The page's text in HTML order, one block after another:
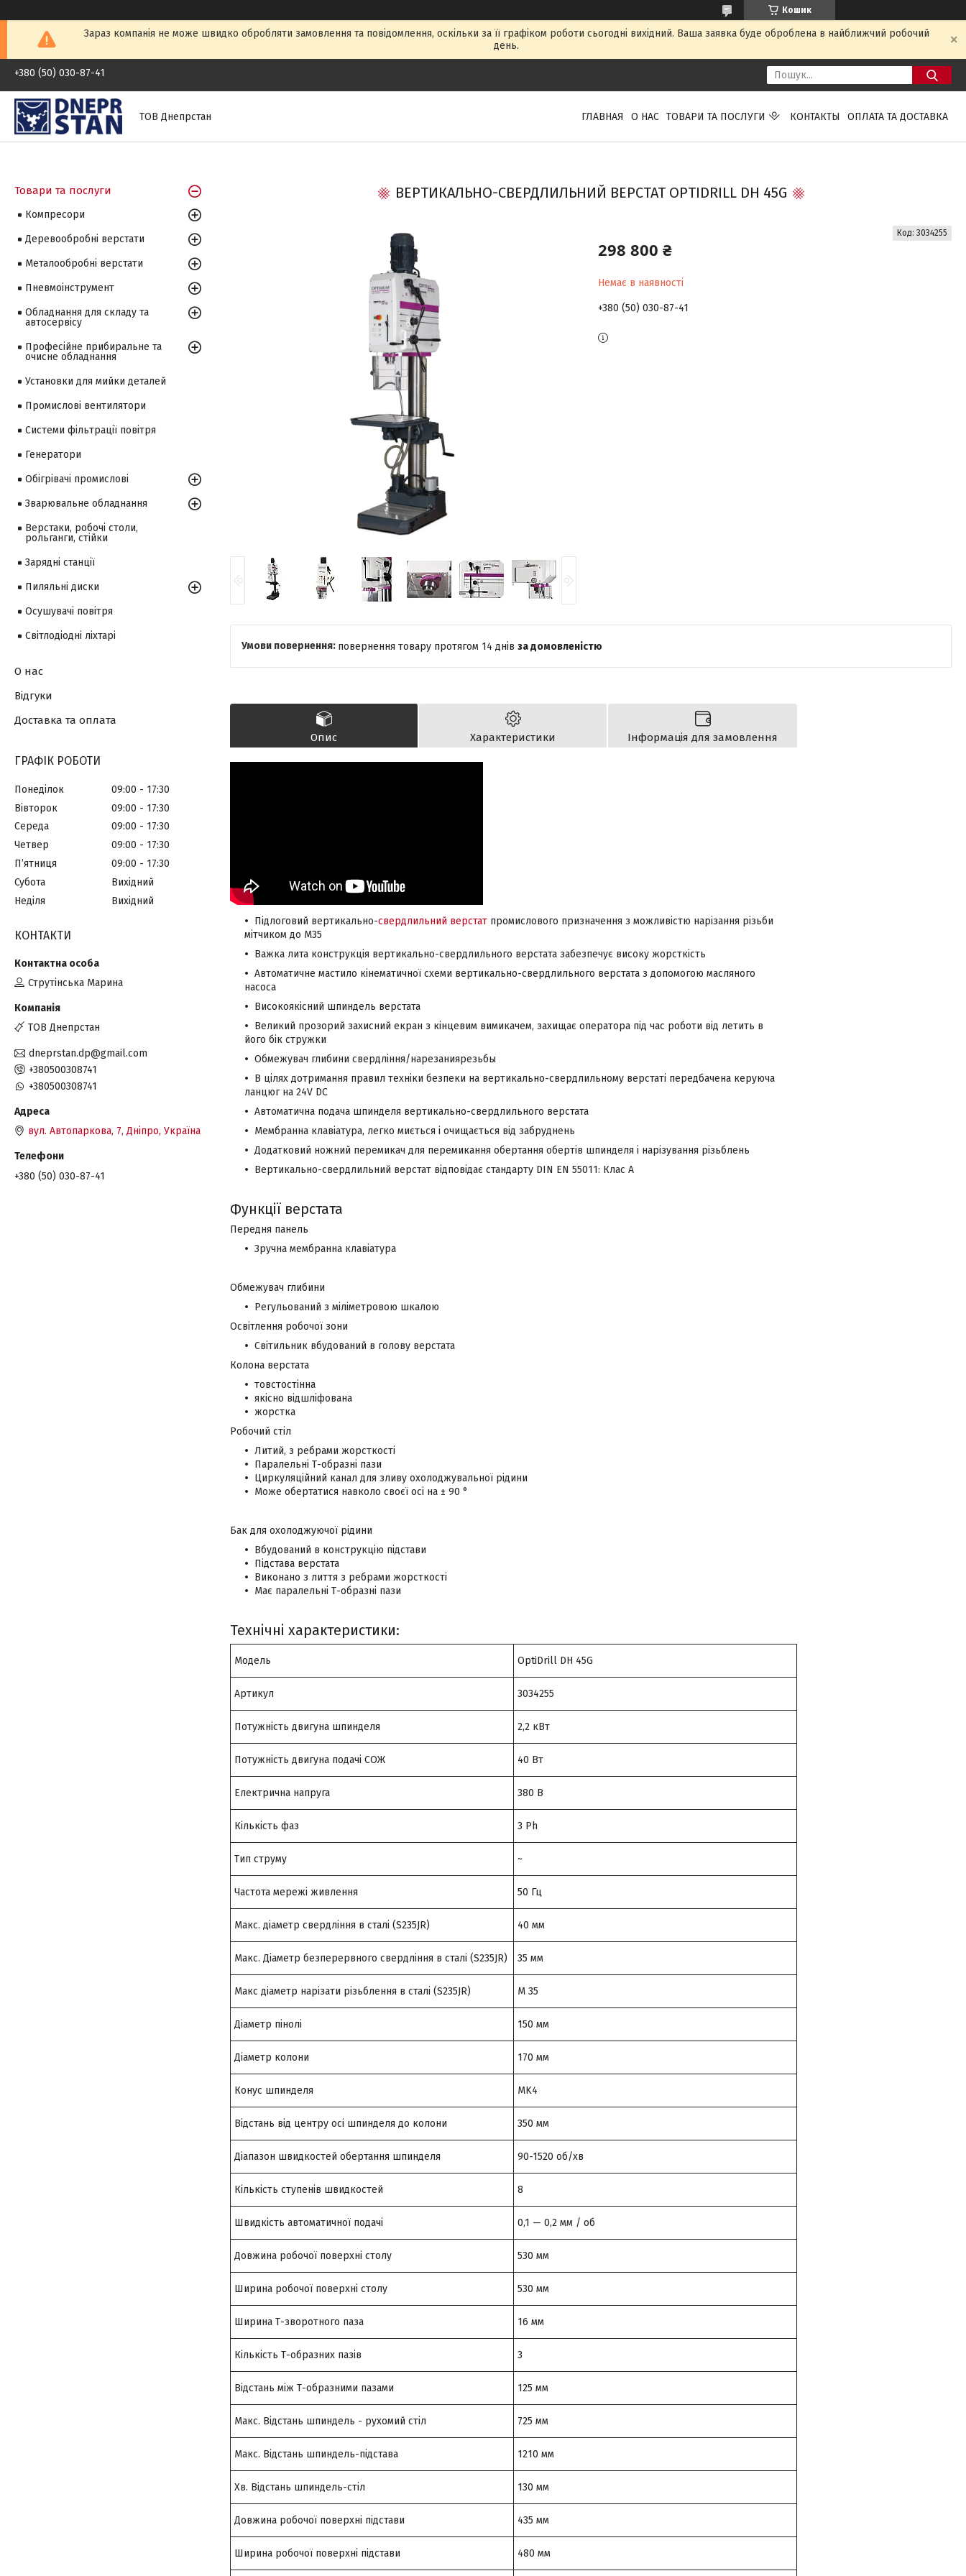
Кошик
Зараз компанія не може швидко обробляти замовлення та повідомлення, оскільки за її графіком роботи сьогодні вихідний. Ваша заявка буде оброблена в найближчий робочий
день.
+380 (50) 030-87-41
ТОВ Днепрстан ГЛАВНАЯ О НАС ТОВАРИ ТА ПОСЛУГИ КОНТАКТЫ ОПЛАТА ТА ДОСТАВКА
ВЕРТИКАЛЬНО-СВЕРДЛИЛЬНИЙ ВЕРСТАТ OPTIDRILL DH 45G
298 800 ₴
Немає в наявності
Код: 3034255
+380 (50) 030-87-41
повернення товару протягом 14 днів за домовленістю
Опис Характеристики Інформація для замовлення
Підлоговий вертикально-свердлильний верстат промислового призначення з можливістю нарізання різьби
мітчиком до М35
Важка лита конструкція вертикально-свердлильного верстата забезпечує високу жорсткість
Автоматичне мастило кінематичної схеми вертикально-свердлильного верстата з допомогою масляного
насоса
Високоякісний шпиндель верстата
Великий прозорий захисний екран з кінцевим вимикачем, захищає оператора під час роботи від летить в
його бік стружки
Обмежувач глибини свердління/нарезаниярезьбы
В цілях дотримання правил техніки безпеки на вертикально-свердлильному верстаті передбачена керуюча
ланцюг на 24V DC
Автоматична подача шпинделя вертикально-свердлильного верстата
Мембранна клавіатура, легко миється і очищається від забруднень
Додатковий ножний перемикач для перемикання обертання обертів шпинделя і нарізування різьблень
Вертикально-свердлильний верстат відповідає стандарту DIN EN 55011: Клас A
Функції верстата
Передня панель
Зручна мембранна клавіатура
Обмежувач глибини
Регульований з міліметровою шкалою
Освітлення робочої зони
Світильник вбудований в голову верстата
Колона верстата
товстостінна
якісно відшліфована
жорстка
Робочий стіл
Литий, з ребрами жорсткості
Паралельні Т-образні пази
Циркуляційний канал для зливу охолоджувальної рідини
Може обертатися навколо своєї осі на ± 90 °
Бак для охолоджуючої рідини
Вбудований в конструкцію підстави
Підстава верстата
Виконано з лиття з ребрами жорсткості
Має паралельні Т-образні пази
Технічні характеристики:
Модель OptiDrill DH 45G
Артикул 3034255
Потужність двигуна шпинделя 2,2 кВт
Потужність двигуна подачі СОЖ 40 Вт
Електрична напруга 380 В
Кількість фаз 3 Ph
Тип струму ~
Частота мережі живлення 50 Гц
Макс. діаметр свердління в сталі (S235JR) 40 мм
Макс. Діаметр безперервного свердління в сталі (S235JR) 35 мм
Макс діаметр нарізати різьблення в сталі (S235JR) M 35
Діаметр пінолі 150 мм
Діаметр колони 170 мм
Конус шпинделя MK4
Відстань від центру осі шпинделя до колони 350 мм
Діапазон швидкостей обертання шпинделя 90-1520 об/хв
Кількість ступенів швидкостей 8
Швидкість автоматичної подачі 0,1 — 0,2 мм / об
Довжина робочої поверхні столу 530 мм
Ширина робочої поверхні столу 530 мм
Ширина Т-зворотного паза 16 мм
Кількість Т-образних пазів 3
Відстань між Т-образними пазами 125 мм
Макс. Відстань шпиндель - рухомий стіл 725 мм
Макс. Відстань шпиндель-підстава 1210 мм
Хв. Відстань шпиндель-стіл 130 мм
Довжина робочої поверхні підстави 435 мм
Ширина робочої поверхні підстави 480 мм
Товари та послуги
Компресори
Деревообробні верстати
Металообробні верстати
Пневмоінструмент
Обладнання для складу та
автосервісу
Професійне прибиральне та
очисне обладнання
Установки для мийки деталей
Промислові вентилятори
Системи фільтрації повітря
Генератори
Обігрівачі промислові
Зварювальне обладнання
Верстаки, робочі столи,
рольганги, стійки
Зарядні станції
Пиляльні диски
Осушувачі повітря
Світлодіодні ліхтарі
О нас
Відгуки
Доставка та оплата
ГРАФІК РОБОТИ
Понеділок 09:00
17:30
Вівторок
09:00
17:30
Середа
09:00
17:30
Четвер
09:00
17:30
Пʼятниця
09:00
17:30
Субота
Вихідний
Неділя
Вихідний
КОНТАКТИ
Струтінська Марина
ТОВ Днепрстан
dneprstan.dp@gmail.com
+380500308741
+380500308741
вул. Автопаркова, 7, Дніпро, Україна
+380 (50) 030-87-41